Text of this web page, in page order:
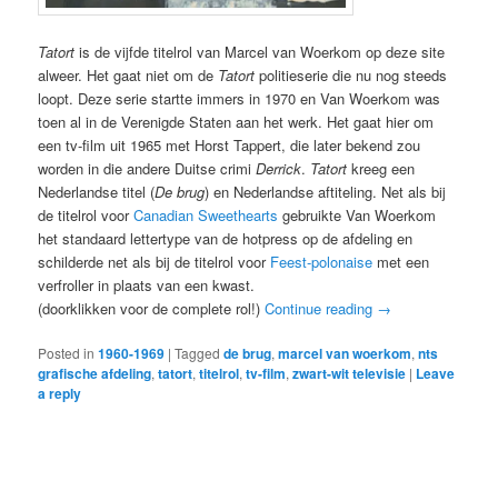
Tatort is de vijfde titelrol van Marcel van Woerkom op deze site
alweer. Het gaat niet om de Tatort politieserie die nu nog steeds
loopt. Deze serie startte immers in 1970 en Van Woerkom was
toen al in de Verenigde Staten aan het werk. Het gaat hier om
een tv-film uit 1965 met Horst Tappert, die later bekend zou
worden in die andere Duitse crimiDerrick. Tatort kreeg een
Nederlandse titel (De brug) en Nederlandse aftiteling. Net als bij
de titelrol voorCanadian Sweethearts gebruikte Van Woerkom
het standaard lettertype van de hotpress op de afdeling en
schilderde net als bij de titelrol voor Feest-polonaise met een
verfroller in plaats van een kwast.
(doorklikken voor de complete rol!)Continue reading →
Posted in 1960-1969 |Tagged de brug,marcel van woerkom,nts
grafische afdeling,tatort,titelrol,tv-film,zwart-wit televisie | Leave
a reply